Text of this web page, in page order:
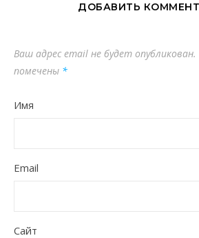
ДОБАВИТЬ
Ваш адрес email не будет опубликован.
помечены *
Имя
Email
Сайт